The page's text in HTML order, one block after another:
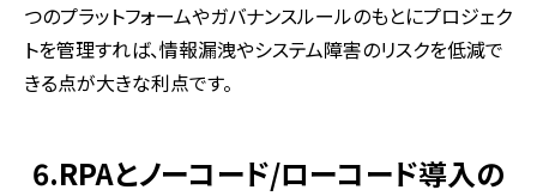
つのプラットフォームやガバナンスルールのもとにプロジェク
トを管理すれば、情報漏洩やシステム障害のリスクを低減で
きる点が大きな利点です。
6.RPAとノーコード/ローコード導入の